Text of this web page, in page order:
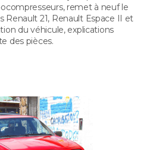
remet à neuf le
Renault 21, Renault Espace II et
du véhicule, explications
des pièces.